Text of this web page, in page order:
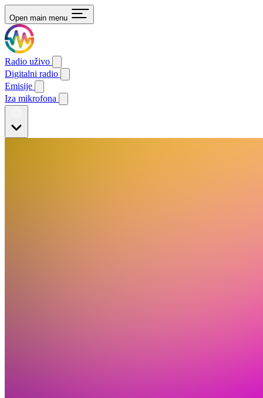
Open main menu
Radio uživo
Digitalni radio
Emisije
Iza mikrofona